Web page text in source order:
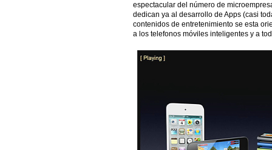
espectacular del número de
dedican ya al desarrollo de Apps (casi
contenidos de entretenimiento se esta
a los telefonos móviles inteligentes y a